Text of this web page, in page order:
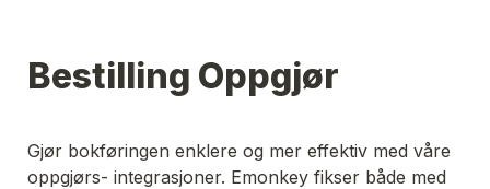
Bestilling Oppgjør
Gjør bokføringen enklere og mer effektiv med våre
oppgjørs- integrasjoner. Emonkey fikser både med